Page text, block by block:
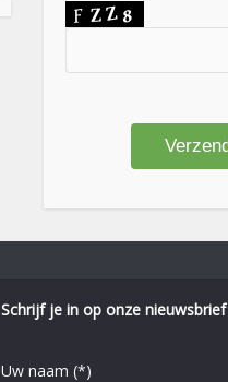
Schrijf je in op onze nieuwsbrief
Uw naam (*)